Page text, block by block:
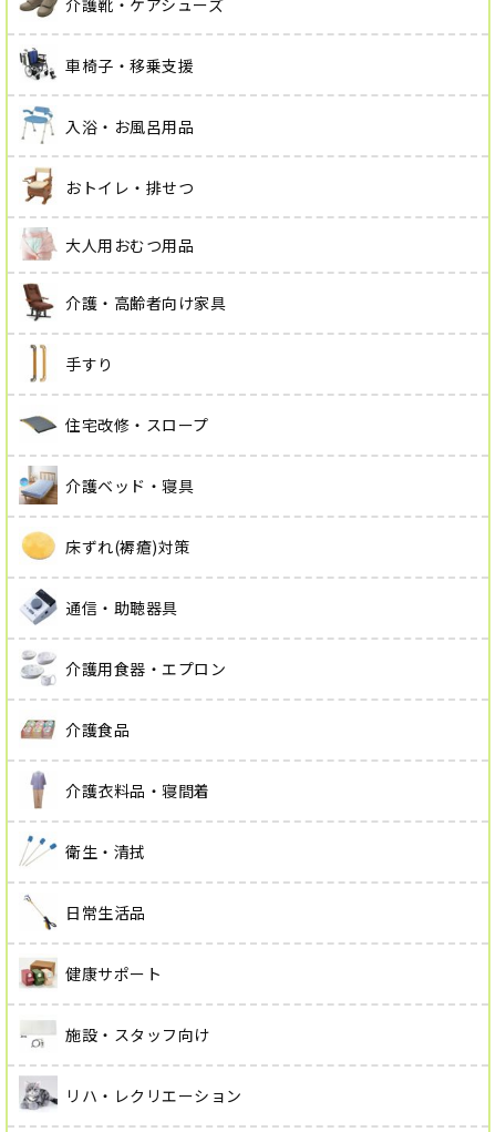
車椅子・移乗支援
入浴・お風呂用品
おトイレ・排せつ
大人用おむつ用品
介護・高齢者向け家具
手すり
住宅改修・スロープ
介護ベッド・寝具
床ずれ(褥瘡)対策
通信・助聴器具
介護用食器・エプロン
介護食品
介護衣料品・寝間着
衛生・清拭
日常生活品
健康サポート
施設・スタッフ向け
リハ・レクリエーション